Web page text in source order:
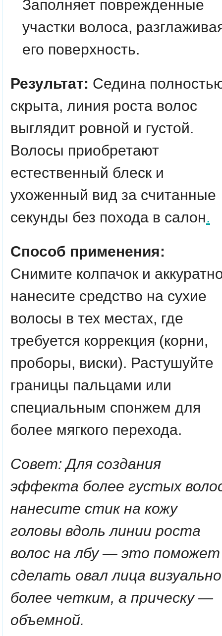
Заполняет поврежденные
участки волоса,
его поверхность.
Результат: Седина
скрыта, линия роста волос
выглядит ровной и густой.
Волосы приобретают
естественный блеск и
ухоженный вид за считанные
секунды без похода в салон.
Способ применения:
Снимите колпачок и
нанесите средство на сухие
волосы в тех местах, где
требуется коррекция (корни,
проборы, виски). Растушуйте
границы пальцами или
специальным спонжем для
более мягкого перехода.
Совет: Для создания
эффекта более густых
нанесите стик на кожу
головы вдоль линии роста
волос на лбу — это поможет
сделать овал лица визуально
более четким, а прическу —
объемной.